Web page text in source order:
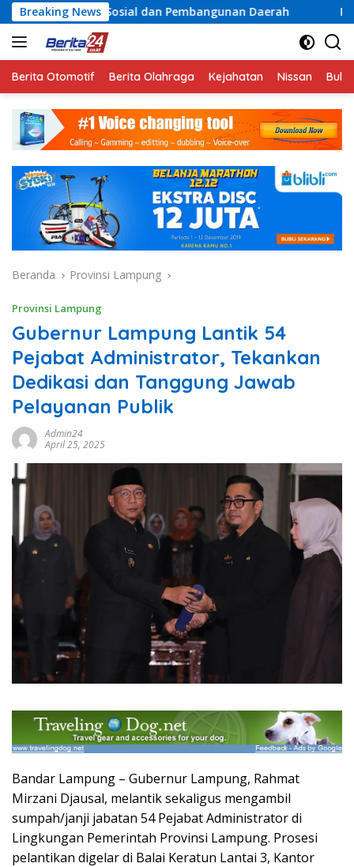
Langsung
ke
konten
Breaking News
dan Pembangunan Daerah Rayakan Semangat
Berita Otomotif Berita Olahraga Kejahatan Nissan
Beranda Provinsi Lampung
Provinsi Lampung
Gubernur Lampung Lantik 54
Pejabat Administrator, Tekankan
Dedikasi dan Tanggung Jawab
Pelayanan Publik
Admin24
April 25, 2025
Bandar Lampung – Gubernur Lampung, Rahmat
Mirzani Djausal, melantik sekaligus mengambil
sumpah/janji jabatan 54 Pejabat Administrator di
Lingkungan Pemerintah Provinsi Lampung. Prosesi
pelantikan digelar di Balai Keratun Lantai 3, Kantor